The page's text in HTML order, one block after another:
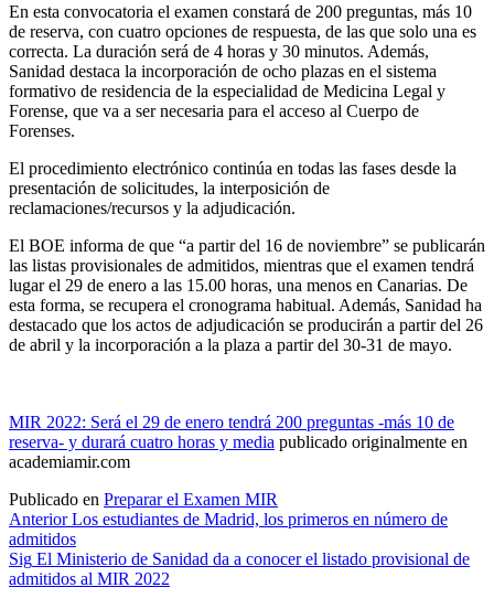
En esta convocatoria el examen constará de 200 preguntas, más 10
de reserva, con cuatro opciones de respuesta, de las que solo una es
correcta. La duración será de 4 horas y 30 minutos. Además,
Sanidad destaca la incorporación de ocho plazas en el sistema
formativo de residencia de la especialidad de Medicina Legal y
Forense, que va a ser necesaria para el acceso al Cuerpo de
Forenses.
El procedimiento electrónico continúa en todas las fases desde la
presentación de solicitudes, la interposición de
reclamaciones/recursos y la adjudicación.
El BOE informa de que “a partir del 16 de noviembre” se publicarán
las listas provisionales de admitidos, mientras que el examen tendrá
lugar el 29 de enero a las 15.00 horas, una menos en Canarias. De
esta forma, se recupera el cronograma habitual. Además, Sanidad ha
destacado que los actos de adjudicación se producirán a partir del 26
de abril y la incorporación a la plaza a partir del 30-31 de mayo.
MIR 2022: Será el 29 de enero tendrá 200 preguntas -más 10 de
reserva- y durará cuatro horas y media publicado originalmente en
academiamir.com
Publicado en Preparar el Examen MIR
Navegación
de
entradas
Anterior Los estudiantes de Madrid, los primeros en número de
admitidos
Sig El Ministerio de Sanidad da a conocer el listado provisional de
admitidos al MIR 2022